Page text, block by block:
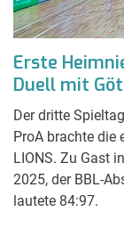
Erste
Duell mit
Der dritte
ProA brachte die
LIONS. Zu Gast
2025, der BBL-
lautete 84:97.